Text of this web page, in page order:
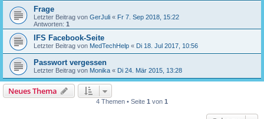
Frage
Letzter Beitrag von GerJuli « Fr 7. Sep 2018, 15:22
Antworten: 1
IFS Facebook-Seite
Letzter Beitrag von MedTechHelp « Di 18. Jul 2017, 10:56
Passwort vergessen
Letzter Beitrag von Monika « Di 24. Mär 2015, 13:28
Neues Thema
4 Themen • Seite 1 von 1